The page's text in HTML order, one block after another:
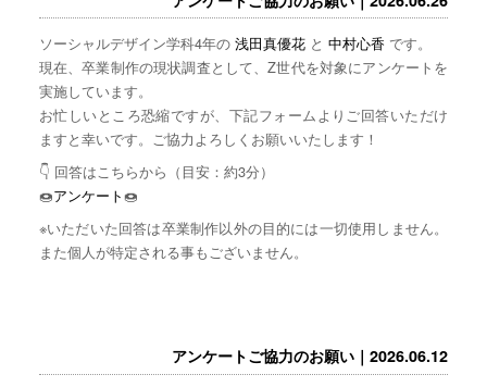
ソーシャルデザイン学科4年の 浅田真優花と 中村心香 です。
現在、卒業制作の現状調査として、Z世代を対象にアンケートを
実施しています。
お忙しいところ恐縮ですが、下記フォームよりご回答いただけ
ますと幸いです。ご協力よろしくお願いいたします！
👇 回答はこちらから（目安：約3分）
🍩アンケート🍩
※いただいた回答は卒業制作以外の目的には一切使用しません。
また個人が特定される事もございません。
アンケートご協力のお願い｜2026.06.12